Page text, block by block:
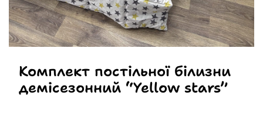
Комплект постільної білизни
демісезонний “Yellow stars”